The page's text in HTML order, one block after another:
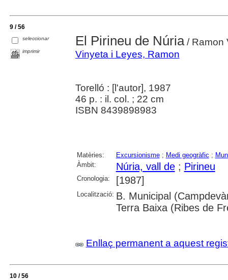
9 / 56
seleccionar
imprimir
El Pirineu de Núria/ Ramon
Vinyeta i Leyes, Ramon
Torelló : [l'autor], 1987
46 p. : il. col. ; 22 cm
ISBN 8439898983
Matèries: Excursionisme; Medi geogràfic ;
Àmbit:
Núria, vall de; Pirineu
Cronologia: [1987]
Localització: B. Municipal
Terra Baixa (Ribes de
Enllaç permanent a aquest
10 / 56